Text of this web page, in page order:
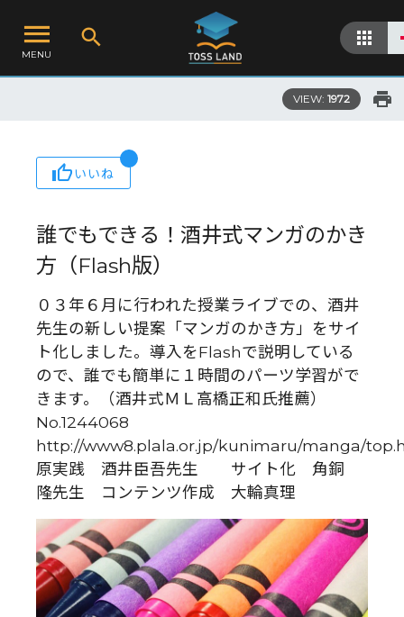
MENU
VIEW: 1972
いいね
誰でもできる！酒井式マンガのかき
方（Flash版）
０３年６月に行われた授業ライブでの、酒井
先生の新しい提案「マンガのかき方」をサイ
ト化しました。導入をFlashで説明している
ので、誰でも簡単に１時間のパーツ学習がで
きます。（酒井式ＭＬ高橋正和氏推薦）
No.1244068
http://www8.plala.or.jp/kunimaru/manga/
原実践 酒井臣吾先生 サイト化 角銅
隆先生 コンテンツ作成 大輪真理